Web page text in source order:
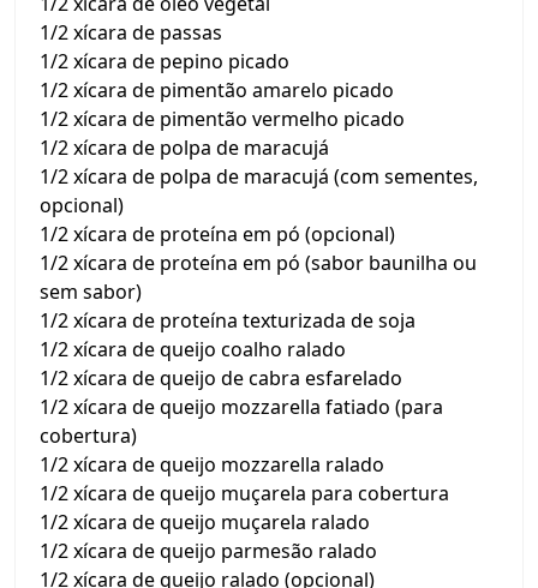
1/2 xícara de passas
1/2 xícara de pepino picado
1/2 xícara de pimentão amarelo picado
1/2 xícara de pimentão vermelho picado
1/2 xícara de polpa de maracujá
1/2 xícara de polpa de maracujá (com sementes,
opcional)
1/2 xícara de proteína em pó (opcional)
1/2 xícara de proteína em pó (sabor baunilha ou
sem sabor)
1/2 xícara de proteína texturizada de soja
1/2 xícara de queijo coalho ralado
1/2 xícara de queijo de cabra esfarelado
1/2 xícara de queijo mozzarella fatiado (para
cobertura)
1/2 xícara de queijo mozzarella ralado
1/2 xícara de queijo muçarela para cobertura
1/2 xícara de queijo muçarela ralado
1/2 xícara de queijo parmesão ralado
1/2 xícara de queijo ralado (opcional)